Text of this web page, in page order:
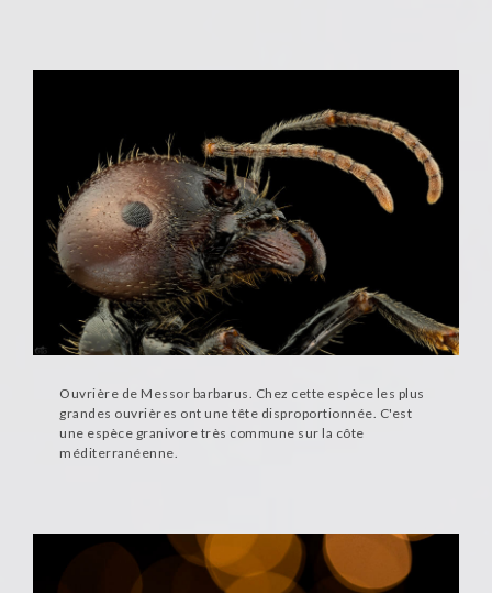
Ouvrière de Messor barbarus. Chez cette espèce les plus
grandes ouvrières ont une tête disproportionnée. C'est
une espèce granivore très commune sur la côte
méditerranéenne.